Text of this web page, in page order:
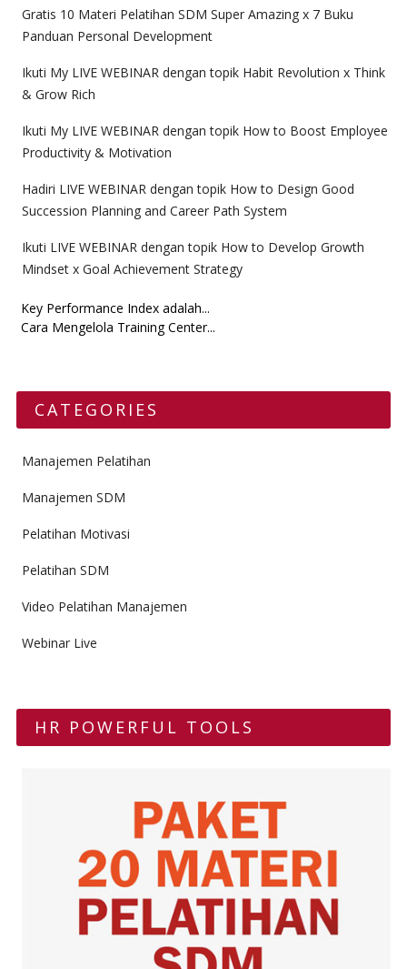
Gratis 10 Materi Pelatihan SDM Super Amazing x 7 Buku
Panduan Personal Development
Ikuti My LIVE WEBINAR dengan topik Habit Revolution x Think
& Grow Rich
Ikuti My LIVE WEBINAR dengan topik How to Boost Employee
Productivity & Motivation
Hadiri LIVE WEBINAR dengan topik How to Design Good
Succession Planning and Career Path System
Ikuti LIVE WEBINAR dengan topik How to Develop Growth
Mindset x Goal Achievement Strategy
Key Performance Index adalah...
Cara Mengelola Training Center...
CATEGORIES
Manajemen Pelatihan
Manajemen SDM
Pelatihan Motivasi
Pelatihan SDM
Video Pelatihan Manajemen
Webinar Live
HR POWERFUL TOOLS